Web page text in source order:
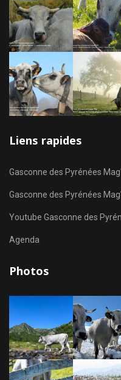
Liens rapides
Gasconne des Pyrénées Mag'
Gasconne des Pyrénées
Youtube Gasconne des
Agenda
Photos